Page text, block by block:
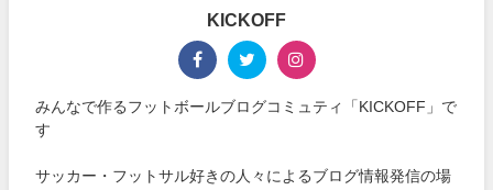
KICKOFF
みんなで作るフットボールブログコミュティ「KICKOFF」で
す
サッカー・フットサル好きの人々によるブログ情報発信の場